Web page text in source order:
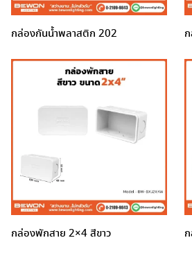
กล่องกันน้ำพลาสติก 202
กล่องพักสาย 2×4 สีขาว